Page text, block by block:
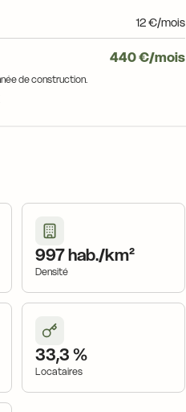
12 €/mois
440 €/mois
de construction.
997 hab./km²
Densité
33,3 %
Locataires